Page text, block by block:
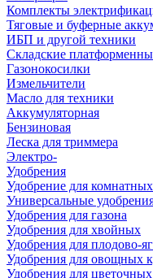
Комплекты
Тяговые и буферные
ИБП и другой техники
Складские
Газонокосилки
Измельчители
Масло для техники
Аккумуляторная
Бензиновая
Леска для триммера
Электро-
Удобрения
Удобрение для
Универсальные
Удобрения для газона
Удобрения для хвойных
Удобрения для плодово-
Удобрения для овощных
Удобрения для цветочных